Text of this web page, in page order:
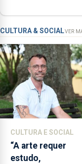
investimento
de
2,3
milhões
de
euros.
álcool na Região
CULTURA & SOCIALVER
CULTURA E SOCIAL
“A arte requer
estudo,